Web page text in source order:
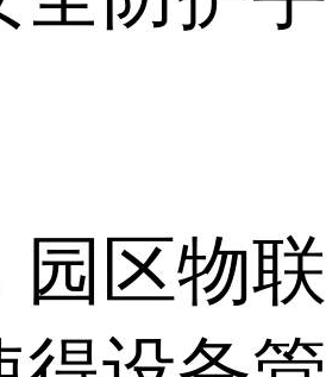
园区物